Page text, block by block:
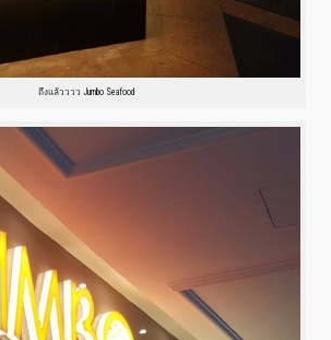
ถึงแล้วววว Jumbo Seafood